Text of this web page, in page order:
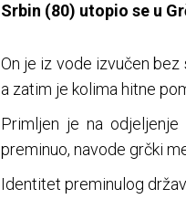
Srbin (80) utopio se u
On je iz vode izvučen
a zatim je kolima hitne
Primljen je na
preminuo, navode grčki
Identitet preminulog